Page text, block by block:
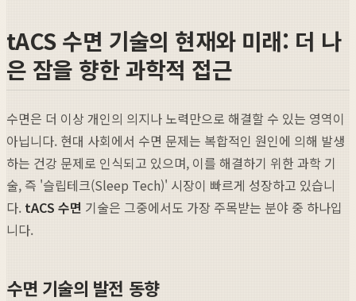
tACS 수면 기술의 현재와 미래: 더 나
은 잠을 향한 과학적 접근
수면은 더 이상 개인의 의지나 노력만으로 해결할 수 있는 영역이
아닙니다. 현대 사회에서 수면 문제는 복합적인 원인에 의해 발생
하는 건강 문제로 인식되고 있으며, 이를 해결하기 위한 과학 기
술, 즉 '슬립테크(Sleep Tech)' 시장이 빠르게 성장하고 있습니
다. tACS 수면 기술은 그중에서도 가장 주목받는 분야 중 하나입
니다.
수면 기술의 발전 동향